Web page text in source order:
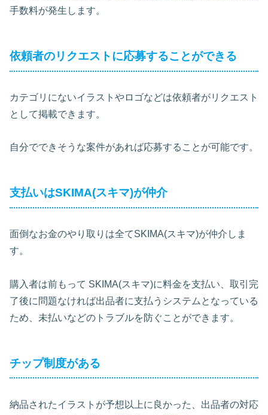
手数料が発生します。
依頼者のリクエストに応募することができる
カテゴリにないイラストやロゴなどは依頼者がリクエスト
として掲載できます。
自分でできそうな案件があれば応募することが可能です。
支払いはSKIMA(スキマ)が仲介
面倒なお金のやり取りは全てSKIMA(スキマ)が仲介しま
す。
購入者は前もって SKIMA(スキマ)に料金を支払い、取引完
了後に問題なければ出品者に支払うシステムとなっている
ため、未払いなどのトラブルを防ぐことができます。
チップ制度がある
納品されたイラストが予想以上に良かった、出品者の対応